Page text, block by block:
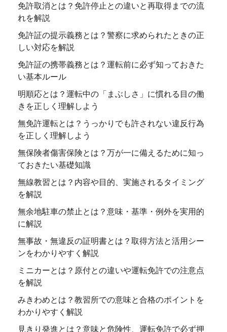
免許取消とは？免許停止との違いと再取得までの流
れを解説
免許証の提示義務とは？警察に求められたときの正
しい対応を解説
免許証の携帯義務とは？運転前に必ず知っておきた
い基本ルール
明順応とは？運転中の「まぶしさ」に慣れる目の働
きを正しく理解しよう
無免許運転とは？うっかりでも許されない違反行為
を正しく理解しよう
無保険者傷害保険とは？万が一に備えるために知っ
ておきたい基礎知識
無線教習とは？内容や目的、実施されるタイミング
を解説
無余地駐車の禁止とは？意味・基準・例外を実用的
に解説
無事故・無違反の証明書とは？取得方法と活用シー
ンをわかりやすく解説
ミニカーとは？原付との違いや運転免許での注意点
を解説
みきわめとは？教習所での意味と合格のポイントを
わかりやすく解説
見きり発進とは？意味と危険性、運転免許で必ず押